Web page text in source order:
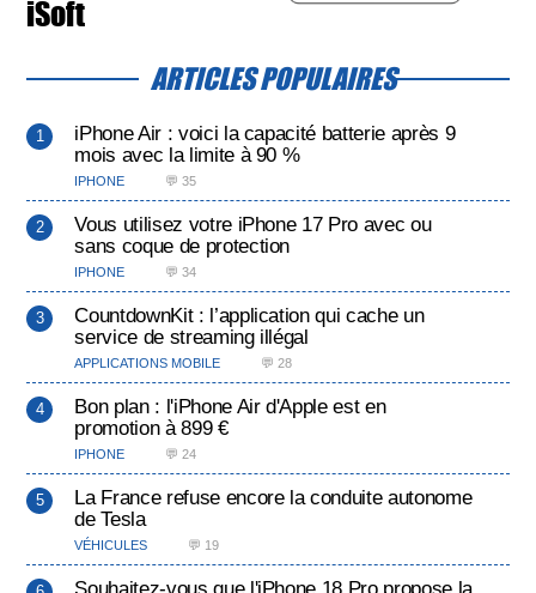
iSoft
ARTICLES POPULAIRES
iPhone Air : voici la capacité batterie après 9
mois avec la limite à 90 %
IPHONE 💬 35
Vous utilisez votre iPhone 17 Pro avec ou
sans coque de protection
IPHONE 💬 34
CountdownKit : l’application qui cache un
service de streaming illégal
APPLICATIONS MOBILE 💬 28
Bon plan : l'iPhone Air d'Apple est en
promotion à 899 €
IPHONE 💬 24
La France refuse encore la conduite autonome
de Tesla
VÉHICULES 💬 19